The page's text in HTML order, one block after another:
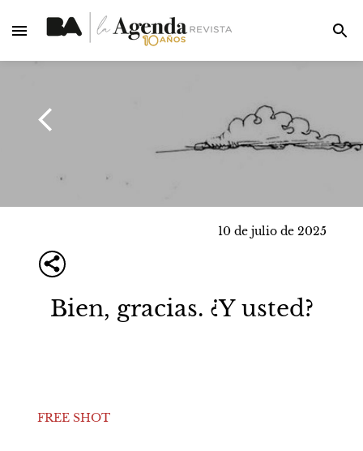
10 de julio de 2025
Bien, gracias. ¿Y usted?
FREE SHOT